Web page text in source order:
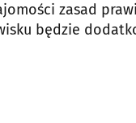
zasad
będzie